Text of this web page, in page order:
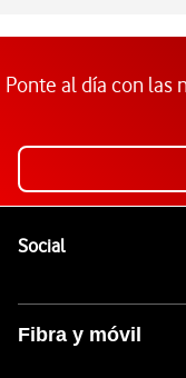
Ponte al día con las
SocialEnlaces a las
Fibra y móvil